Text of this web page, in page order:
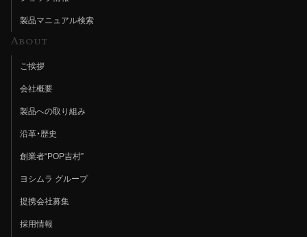
製品マニュアル検索
About
ご挨拶
会社概要
製品への取り組み
沿革・歴史
創業者“POP吉村”
ヨシムラ グループ
提携会社募集
採用情報